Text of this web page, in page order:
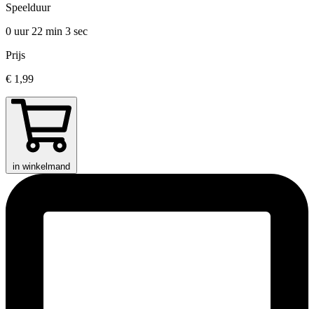
Speelduur
0 uur 22 min 3 sec
Prijs
€ 1,99
in winkelmand